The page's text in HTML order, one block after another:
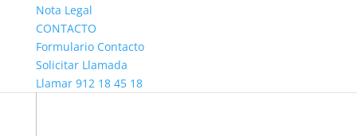
Nota Legal
CONTACTO
Formulario Contacto
Solicitar Llamada
Llamar 912 18 45 18